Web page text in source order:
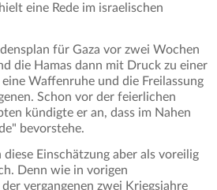
eine Rede im israelischen
für Gaza vor zwei Wochen
die Hamas dann mit Druck zu einer
Waffenruhe und die Freilassung
Schon vor der feierlichen
kündigte er an, dass im Nahen
bevorstehe.
Einschätzung aber als voreilig
Denn wie in vorigen
vergangenen zwei Kriegsjahre